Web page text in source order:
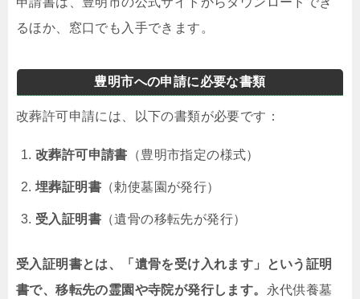
るほか、窓口でも入手できます。
豊明市への申請に必要な書類
改葬許可申請には、以下の書類が必要です：
改葬許可申請書 （豊明市指定の様式）
埋葬証明書 （勅使墓園が発行）
受入証明書 （遺骨の移転先が発行）
受入証明書とは、「遺骨を受け入れます」という証明
書で、移転先の霊園や寺院が発行します。 永代供養墓